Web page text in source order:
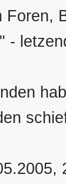
Foren,
-